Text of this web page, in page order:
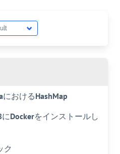
におけるHashMap
Dockerをインストールし
ク